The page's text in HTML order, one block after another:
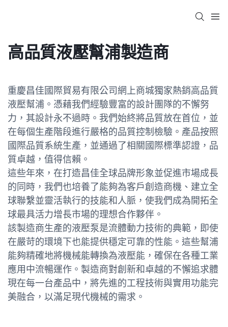
高品質液壓幫浦製造商
重慶昌佳國際貿易有限公司網上商城獨家熱銷高品質
液壓幫浦。憑藉我們經驗豐富的設計團隊的不懈努
力，其設計永不過時。我們始終將品質放在首位，並
在每個生產階段進行嚴格的品質控制檢驗。產品按照
國際品質系統生產，並通過了相關國際標準認證，品
質卓越，值得信賴。
這些年來，在打造昌佳全球品牌形象並促進市場成長
的同時，我們也培養了能夠為客戶創造商機、建立全
球聯繫並靈活執行的技能和人脈，使我們成為開拓全
球最具活力增長市場的理想合作夥伴。
該製造商生產的液壓泵是流體動力技術的典範，即使
在嚴苛的環境下也能提供穩定可靠的性能。這些幫浦
能夠精確地將機械能轉換為液壓能，確保在各種工業
應用中流暢運作。製造商對創新和卓越的不懈追求體
現在每一台產品中，將先進的工程技術與實用功能完
美融合，以滿足現代機械的需求。